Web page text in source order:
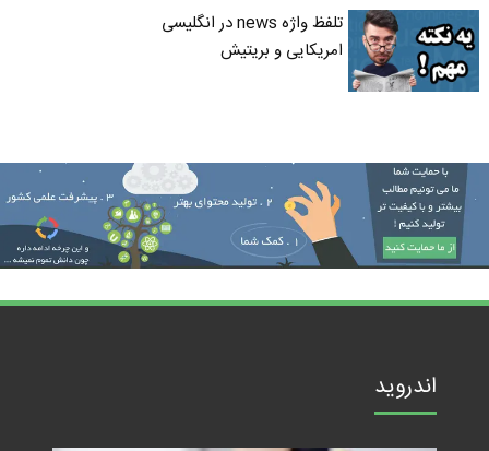
تلفظ واژه news در انگلیسی
امریکایی و بریتیش
اندروید